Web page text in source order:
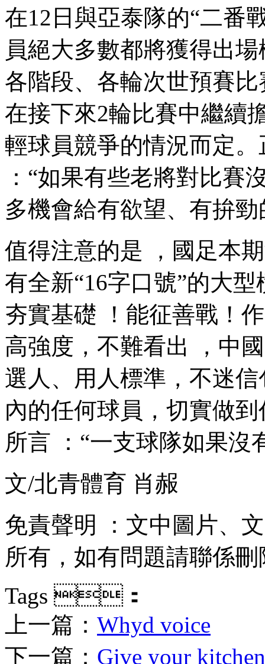
在12日與亞泰隊的“二番
員絕大多數都將獲得出場機
各階段、各輪次世預
在接下來2輪比賽中繼續擔
輕球員競爭的情況而定
：“如果有些老將對比賽沒
多機會給有欲望、有拚勁
值得注意的是 ，國足
有全新“16字口號”的大型橫幅
夯實基礎 ！能征善戰
高強度，不難看出
選人、用人標準，
內的任何球員，切實做到
所言 ：“一支球隊如果
文/北青體育 肖赧
免責聲明 ：文中圖片
所有，如有問題請聯係刪除
Tags ：
上一篇： Whyd voice
下一篇： Give your